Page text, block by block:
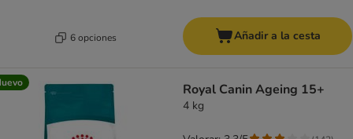
6 opciones Añadir a la cesta
Royal Canin Ageing 15+
4 kg